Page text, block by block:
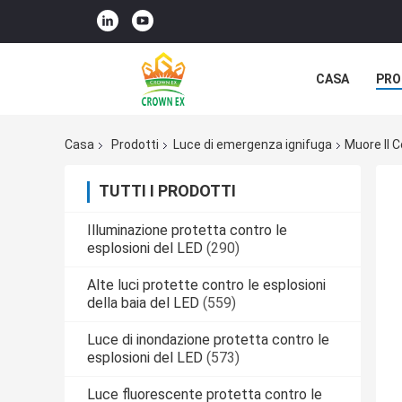
CASA
Casa Prodotti Luce di emergenza ignifuga Muore Il
TUTTI I PRODOTTI
Illuminazione protetta contro le
esplosioni del LED (290)
Alte luci protette contro le esplosioni
della baia del LED (559)
Luce di inondazione protetta contro le
esplosioni del LED (573)
Luce fluorescente protetta contro le